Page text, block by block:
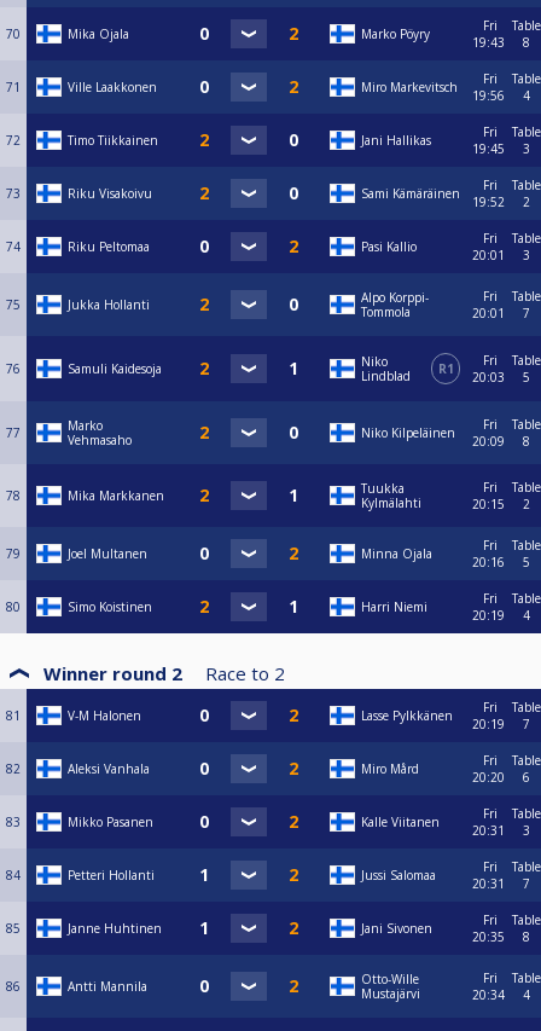
70 Mika Ojala Marko Pöyry
Fri
19:43
Table
8
71 Ville Laakkonen Miro Markevitsch
Fri
19:56
Table
4
72 Timo Tiikkainen Jani Hallikas
Fri
19:45
Table
3
73 Riku Visakoivu Sami Kämäräinen
Fri
19:52
Table
2
74 Riku Peltomaa Pasi Kallio
Fri
20:01
Table
3
75 Jukka Hollanti
Alpo Korppi-
Tommola
Fri
20:01
Table
7
76 Samuli Kaidesoja
Niko
Lindblad
R1
Fri
20:03
Table
5
77
Marko
Vehmasaho
Niko Kilpeläinen
Fri
20:09
Table
8
78 Mika Markkanen
Tuukka
Kylmälahti
Fri
20:15
Table
2
79 Joel Multanen Minna Ojala
Fri
20:16
Table
5
80 Simo Koistinen Harri Niemi
Fri
20:19
Table
4
Winner round 2 Race to 2
81 V-M Halonen Lasse Pylkkänen
Fri
20:19
Table
7
82 Aleksi Vanhala Miro Mård
Fri
20:20
Table
6
83 Mikko Pasanen Kalle Viitanen
Fri
20:31
Table
3
84 Petteri Hollanti Jussi Salomaa
Fri
20:31
Table
7
85 Janne Huhtinen Jani Sivonen
Fri
20:35
Table
8
86 Antti Mannila
Otto-Wille
Mustajärvi
Fri
20:34
Table
4